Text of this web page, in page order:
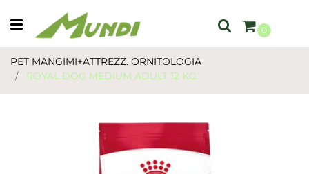
Open menu
0
PET MANGIMI+ATTREZZ. ORNITOLOGIA
ROYAL DOG MEDIUM ADULT 12 KG.